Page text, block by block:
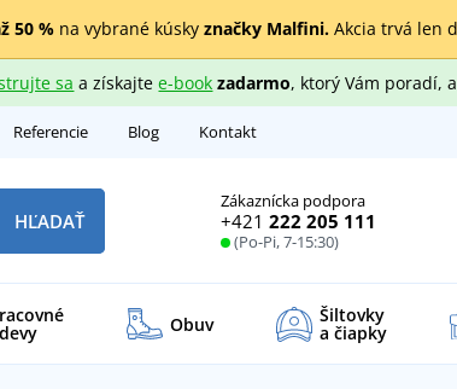
50 %na vybrané kúsky značky Malfini.Akcia trvá len
sa a získajtee-book zadarmo, ktorý Vám poradí,
Referencie Blog Kontakt
Zákaznícka podpora
+421 222 205 111
(Po-Pi, 7-15:30)
HĽADAŤ
Obuv Šiltovky
a čiapky